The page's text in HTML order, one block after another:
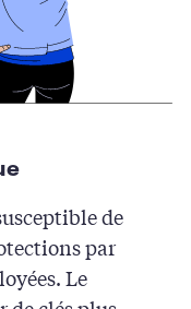
de
par
Le